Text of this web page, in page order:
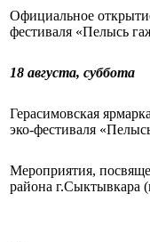
Официальное
фестиваля «Пелысь
18 августа, суббота
Герасимовская
эко-фестиваля
Мероприятия,
района г.Сыктывкара